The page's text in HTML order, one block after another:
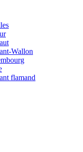
Wallon
flamand